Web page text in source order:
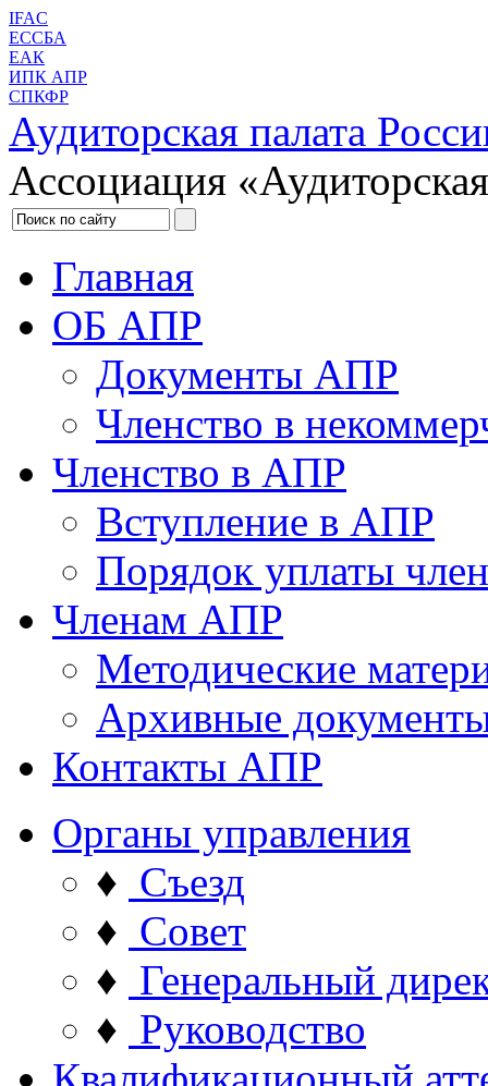
IFAC
ЕССБА
ЕАК
ИПК АПР
СПКФР
Аудиторская палата
Ассоциация
Главная
ОБ АПР
Документы АПР
Членство в
Членство в АПР
Вступление в АПР
Порядок уплаты
Членам АПР
Методические
Архивные
Контакты АПР
Органы управления
♦ Съезд
♦ Совет
♦ Генеральный
♦ Руководство